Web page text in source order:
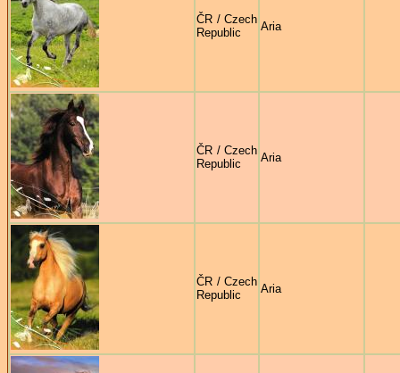
ČR / Czech
Republic
Aria
ČR / Czech
Republic
Aria
ČR / Czech
Republic
Aria